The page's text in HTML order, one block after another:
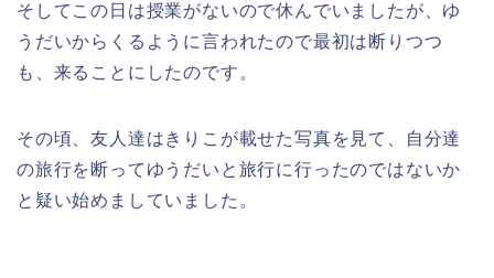
そしてこの日は授業がないので休んでいましたが、ゆ
うだいからくるように言われたので最初は断りつつ
も、来ることにしたのです。
その頃、友人達はきりこが載せた写真を見て、自分達
の旅行を断ってゆうだいと旅行に行ったのではないか
と疑い始めましていました。